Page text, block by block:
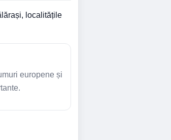
localitățile
europene și